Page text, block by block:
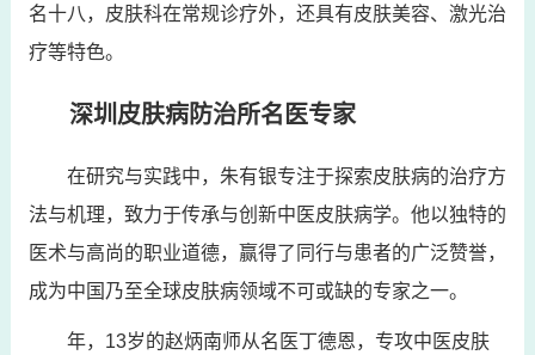
名十八，皮肤科在常规诊疗外，还具有皮肤美容、激光治
疗等特色。
深圳皮肤病防治所名医专家
在研究与实践中，朱有银专注于探索皮肤病的治疗方
法与机理，致力于传承与创新中医皮肤病学。他以独特的
医术与高尚的职业道德，赢得了同行与患者的广泛赞誉，
成为中国乃至全球皮肤病领域不可或缺的专家之一。
年，13岁的赵炳南师从名医丁德恩，专攻中医皮肤